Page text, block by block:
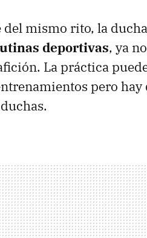
mismo rito, la
deportivas, ya
La práctica
pero hay